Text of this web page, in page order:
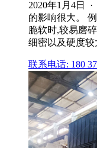
2020年1月4日
的影响很大。
脆软时,较易磨
细密以及硬度较
联系电话: 180